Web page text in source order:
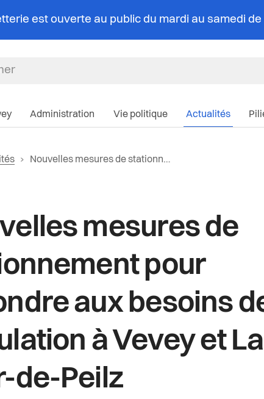
est ouverte au public du mardi au samedi
Administration Vie politique Actualités
la page d'accueil
Page actuelle:
Nouvelles mesures de stationnement pour répondre aux besoins de la population à Vevey et La Tour-de-Peilz
catégorie:
mesures de
pour
aux besoins
à Vevey et La
de-Peilz